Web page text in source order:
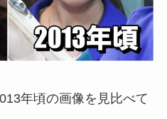
年頃の画像を見比べて